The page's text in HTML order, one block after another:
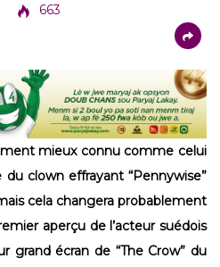
663
mieux connu comme celui
clown effrayant “Pennywise”
cela changera probablement
aperçu de l’acteur suédois
grand écran de “The Crow” du